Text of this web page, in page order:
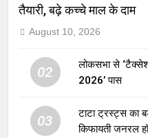
तैयारी, बढ़े कच्चे माल के दाम
August 10, 2026
02
लोकसभा से
2026’ पास
03
टाटा ट्रस्ट्स का
किफायती जनरल